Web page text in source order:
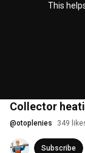
This
Collector
@otoplenies 349
Subscribe